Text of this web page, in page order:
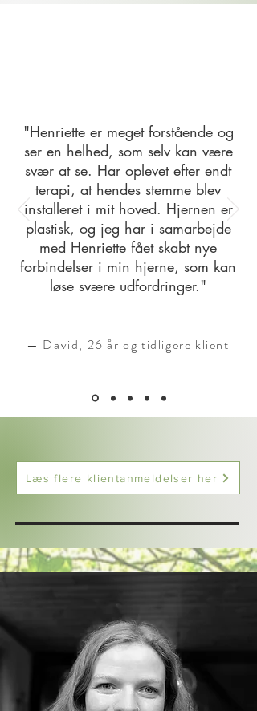
"Henriette er meget forstående og
ser en helhed, som selv kan være
svær at se. Har oplevet efter endt
terapi, at hendes stemme blev
installeret i mit hoved. Hjernen er
plastisk, og jeg har i samarbejde
med Henriette fået skabt nye
forbindelser i min hjerne, som kan
løse svære udfordringer."
— David, 26 år og tidligere klient
Læs flere klientanmeldelser her